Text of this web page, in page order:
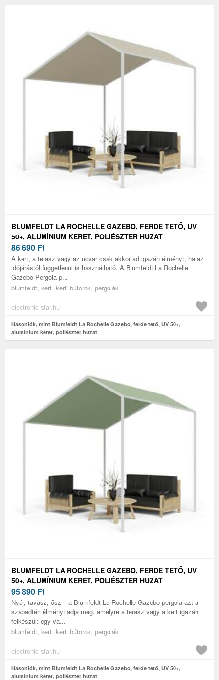
BLUMFELDT LA ROCHELLE GAZEBO, FERDE TETŐ, UV
50+, ALUMÍNIUM KERET, POLIÉSZTER HUZAT
86 690 Ft
A kert, a terasz vagy az udvar csak akkor ad igazán élményt, ha az
időjárástól függetlenül is használható. A Blumfeldt La Rochelle
Gazebo Pergola p...
blumfeldt, kert, kerti bútorok, pergolák
electronic-star.hu
Hasonlók, mint Blumfeldt La Rochelle Gazebo, ferde tető, UV 50+,
alumínium keret, poliészter huzat
BLUMFELDT LA ROCHELLE GAZEBO, FERDE TETŐ, UV
50+, ALUMÍNIUM KERET, POLIÉSZTER HUZAT
95 890 Ft
Nyár, tavasz, ősz – a Blumfeldt La Rochelle Gazebo pergola azt a
szabadtéri élményt adja meg, amelyre a terasz vagy a kert igazán
felkészül: egy va...
blumfeldt, kert, kerti bútorok, pergolák
electronic-star.hu
Hasonlók, mint Blumfeldt La Rochelle Gazebo, ferde tető, UV 50+,
alumínium keret, poliészter huzat